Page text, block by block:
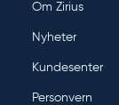
Om Zirius
Nyheter
Kundesenter
Personvern